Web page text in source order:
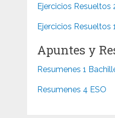
Ejercicios Resueltos
Ejercicios Resueltos
Apuntes y
Resumenes 1
Resumenes 4 ESO